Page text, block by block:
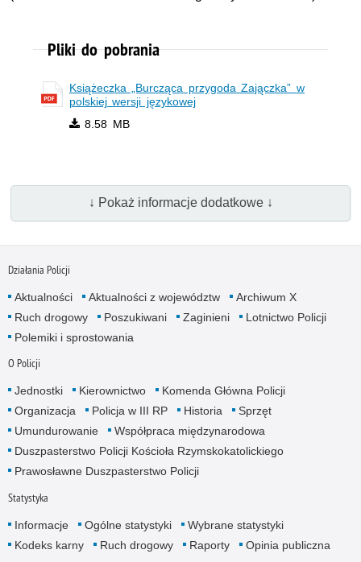
Pliki do pobrania
Książeczka „Burcząca przygoda Zajączka” w
polskiej wersji językowej
8.58 MB
↓ Pokaż informacje dodatkowe ↓
Działania Policji
Aktualności Aktualności z województw
Archiwum X
Ruch drogowy
Poszukiwani Zaginieni
Lotnictwo Policji
Polemiki i sprostowania
O Policji
Jednostki Kierownictwo
Komenda Główna Policji
Organizacja
Policja w III RP Historia
Sprzęt
Umundurowanie
Współpraca międzynarodowa
Duszpasterstwo Policji Kościoła Rzymskokatolickiego
Prawosławne Duszpasterstwo Policji
Statystyka
Informacje Ogólne statystyki
Wybrane statystyki
Kodeks karny
Ruch drogowy Raporty Opinia publiczna